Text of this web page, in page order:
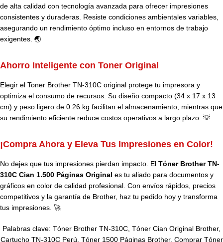
de alta calidad con tecnología avanzada para ofrecer impresiones
consistentes y duraderas. Resiste condiciones ambientales variables,
asegurando un rendimiento óptimo incluso en entornos de trabajo
exigentes. 🌏
Ahorro Inteligente con Toner Original
Elegir el Toner Brother TN-310C original protege tu impresora y
optimiza el consumo de recursos. Su diseño compacto (34 x 17 x 13
cm) y peso ligero de 0.26 kg facilitan el almacenamiento, mientras que
su rendimiento eficiente reduce costos operativos a largo plazo. 💡
¡Compra Ahora y Eleva Tus Impresiones en Color!
No dejes que tus impresiones pierdan impacto. El Tóner Brother TN-
310C Cian 1.500 Páginas Original es tu aliado para documentos y
gráficos en color de calidad profesional. Con envíos rápidos, precios
competitivos y la garantía de Brother, haz tu pedido hoy y transforma
tus impresiones. 🚀
Palabras clave: Tóner Brother TN-310C, Tóner Cian Original Brother,
Cartucho TN-310C Perú, Tóner 1500 Páginas Brother, Comprar Tóner